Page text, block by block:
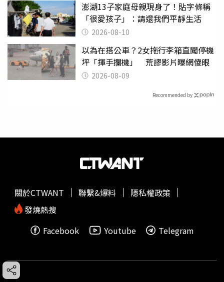
澎湖13子家庭母親現身了！貼字條稱
「很愛孩子」：請還我們平靜生活
2026-08-10
以為在搭公車？2女拖行李箱直闖停機
坪「揮手攔機」 荒謬影片曝網傻眼
2026-08-09
Recommended by
關於CTWANT 聯繫&爆料
隱私權政策
發燒熱搜
Facebook
Youtube Telegram